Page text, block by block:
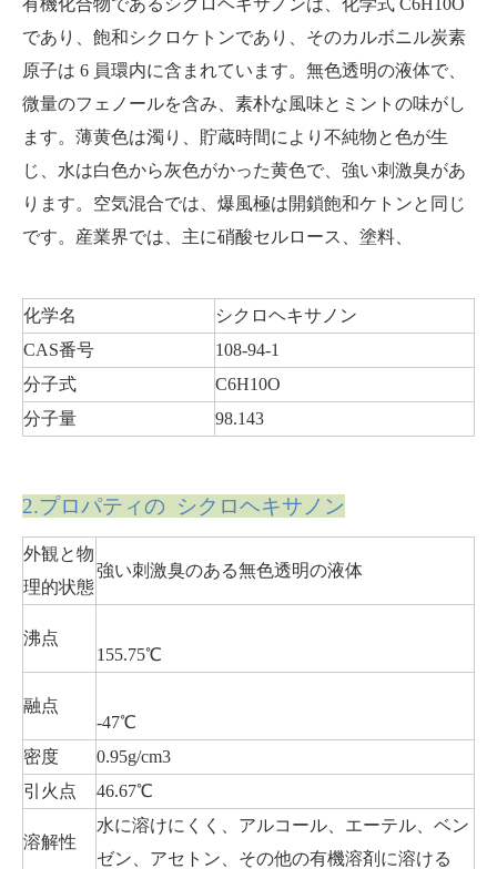
であり、飽和シクロケトンであり、そのカルボニル炭素
原子は 6 員環内に含まれています。無色透明の液体で、
微量のフェノールを含み、素朴な風味とミントの味がし
ます。薄黄色は濁り、貯蔵時間により不純物と色が生
じ、水は白色から灰色がかった黄色で、強い刺激臭があ
ります。空気混合では、爆風極は開鎖飽和ケトンと同じ
です。産業界では、主に硝酸セルロース、塗料、
化学名
シクロヘキサノン
CAS番号
108-94-1
分子式
C6H10O
分子量
98.143
2.プロパティの シクロヘキサノン
外観と物
理的状態
強い刺激臭のある無色透明の液体
沸点
155.75℃
融点
-47℃
密度
0.95g/cm3
引火点
46.67℃
溶解性
水に溶けにくく、アルコール、エーテル、ベン
ゼン、アセトン、その他の有機溶剤に溶ける